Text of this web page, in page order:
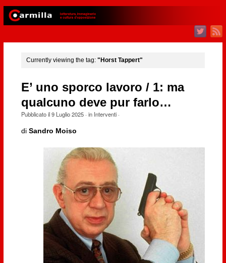
Currently viewing the tag: "Horst Tappert"
E’ uno sporco lavoro / 1: ma
qualcuno deve pur farlo…
Pubblicato il9 Luglio 2025· in Interventi·
di Sandro Moiso